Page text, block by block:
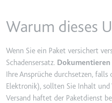
Warum dieses
Wenn Sie ein Paket versichert
Schadensersatz. Dokumentieren
Ihre Ansprüche durchsetzen,
Elektronik), sollten Sie Inhalt und
Versand haftet der Paketdienst